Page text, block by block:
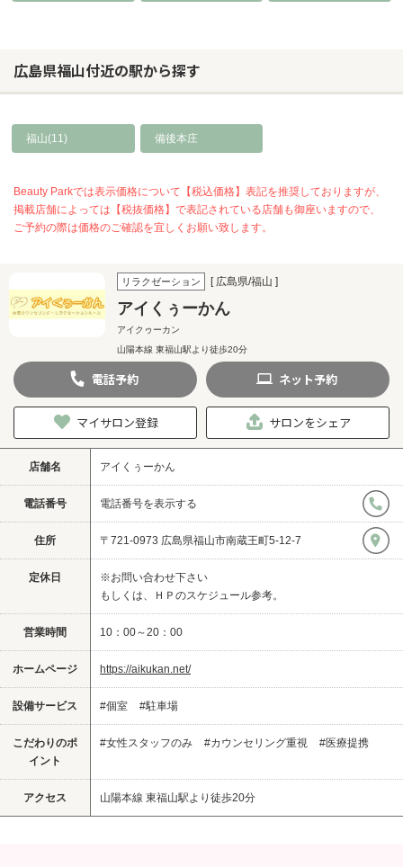
広島県福山付近の駅から探す
福山(11) 備後本庄
Beauty Parkでは表示価格について【税込価格】表記を推奨しておりますが、
掲載店舗によっては【税抜価格】で表記されている店舗も御座いますので、
ご予約の際は価格のご確認を宜しくお願い致します。
リラクゼーション [ 広島県/福山 ]
アイくぅーかん
アイクゥーカン
山陽本線 東福山駅より徒歩20分
電話予約 ネット予約
マイサロン登録 サロンをシェア
店舗名 アイくぅーかん
電話番号 電話番号を表示する
住所 〒721-0973 広島県福山市南蔵王町5-12-7
定休日
※お問い合わせ下さい
もしくは、ＨＰのスケジュール参考。
営業時間 10：00～20：00
ホームページ https://aikukan.net/
設備サービス #個室 #駐車場
こだわりのポ
イント
#女性スタッフのみ #カウンセリング重視 #医療提携
アクセス 山陽本線 東福山駅より徒歩20分